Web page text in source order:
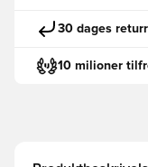
30 dages
10 milioner